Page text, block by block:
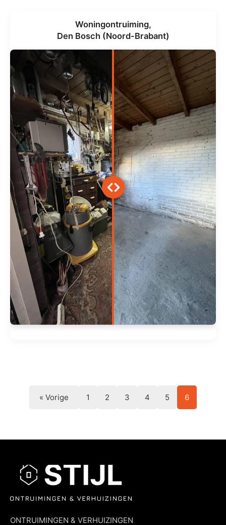
Woningontruiming,
Den Bosch (Noord-Brabant)
« Vorige 1 2 3 4 5 6
ONTRUIMINGEN & VERHUIZINGEN